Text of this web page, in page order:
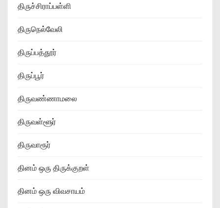
திருச்சிராப்பள்ளி
திருநெல்வேலி
திருப்பத்தூர்
திருப்பூர்
திருவண்ணாமலை
திருவள்ளூர்
திருவாரூர்
தினம் ஒரு திருக்குறள்
தினம் ஒரு விவசாயம்